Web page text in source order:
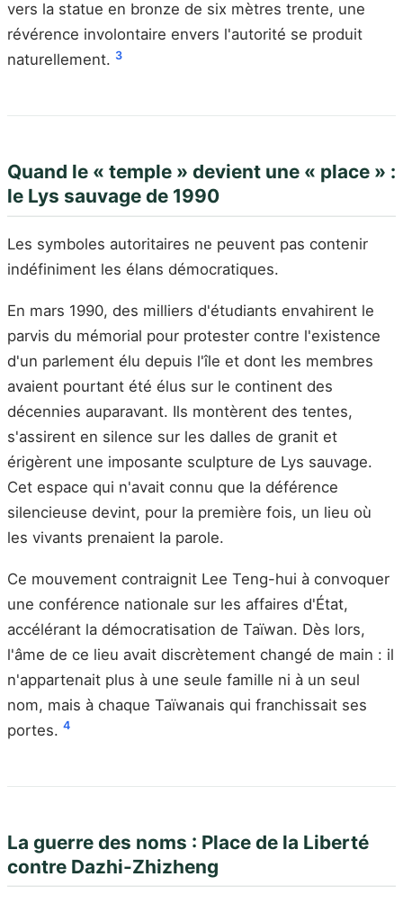
vers la statue en bronze de six mètres trente, une
révérence involontaire envers l'autorité se produit
naturellement. 3
Quand le « temple » devient une « place » :
le Lys sauvage de 1990
Les symboles autoritaires ne peuvent pas contenir
indéfiniment les élans démocratiques.
En mars 1990, des milliers d'étudiants envahirent le
parvis du mémorial pour protester contre l'existence
d'un parlement élu depuis l'île et dont les membres
avaient pourtant été élus sur le continent des
décennies auparavant. Ils montèrent des tentes,
s'assirent en silence sur les dalles de granit et
érigèrent une imposante sculpture de Lys sauvage.
Cet espace qui n'avait connu que la déférence
silencieuse devint, pour la première fois, un lieu où
les vivants prenaient la parole.
Ce mouvement contraignit Lee Teng-hui à convoquer
une conférence nationale sur les affaires d'État,
accélérant la démocratisation de Taïwan. Dès lors,
l'âme de ce lieu avait discrètement changé de main : il
n'appartenait plus à une seule famille ni à un seul
nom, mais à chaque Taïwanais qui franchissait ses
portes. 4
La guerre des noms : Place de la Liberté
contre Dazhi-Zhizheng